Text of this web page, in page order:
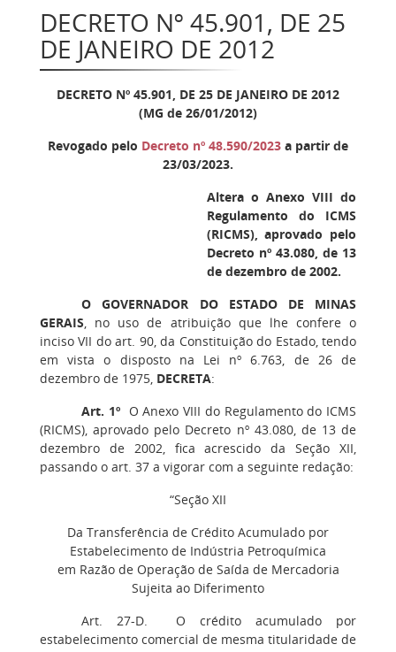
DECRETO Nº 45.901, DE 25
DE JANEIRO DE 2012
DECRETO Nº 45.901, DE 25 DE JANEIRO DE 2012
(MG de 26/01/2012)
Revogado pelo Decreto nº 48.590/2023 a partir de
23/03/2023.
Altera o Anexo VIII do
Regulamento do ICMS
(RICMS), aprovado pelo
Decreto nº 43.080, de 13
de dezembro de 2002.
O GOVERNADOR DO ESTADO DE MINAS
GERAIS, no uso de atribuição que lhe confere o
inciso VII do art. 90, da Constituição do Estado, tendo
em vista o disposto na Lei nº 6.763, de 26 de
dezembro de 1975, DECRETA:
Art. 1º O Anexo VIII do Regulamento do ICMS
(RICMS), aprovado pelo Decreto nº 43.080, de 13 de
dezembro de 2002, fica acrescido da Seção XII,
passando o art. 37 a vigorar com a seguinte redação:
“Seção XII
Da Transferência de Crédito Acumulado por
Estabelecimento de Indústria Petroquímica
em Razão de Operação de Saída de Mercadoria
Sujeita ao Diferimento
Art. 27-D. O crédito acumulado por
estabelecimento comercial de mesma titularidade de